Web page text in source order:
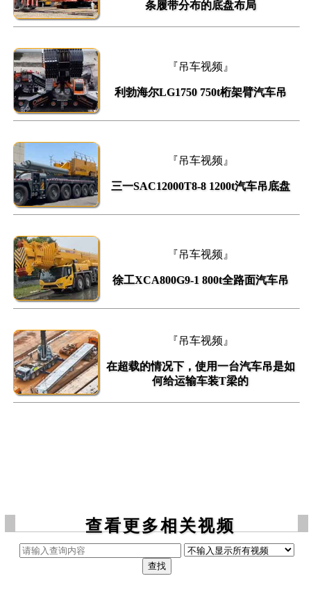
条履带分布的底盘布局
『吊车视频』
利勃海尔LG1750 750t桁架臂汽车吊
『吊车视频』
三一SAC12000T8-8 1200t汽车吊底盘
『吊车视频』
徐工XCA800G9-1 800t全路面汽车吊
『吊车视频』
在超载的情况下，使用一台汽车吊是如
何给运输车装T梁的
查看更多相关视频